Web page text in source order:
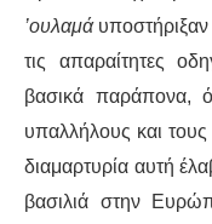
’ουλαμά
τις απαραίτητες
βασικά παράπονα,
υπαλλήλους και
διαμαρτυρία αυτή
βασιλιά στην